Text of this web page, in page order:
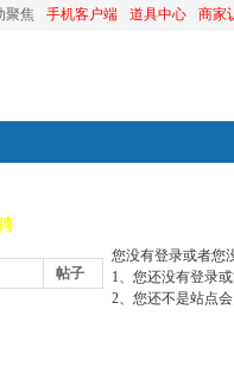
聚焦 手机客户端 道具中心 商家
帖子
您没有登录或者您
1、您还没有登录
2、您还不是站点